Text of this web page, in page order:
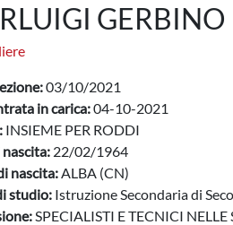
GERBINO
03/10/2021
in carica:04-10-2021
INSIEME PER RODDI
22/02/1964
nascita:ALBA (CN)
studio: Istruzione Secondaria di
SPECIALISTI E TECNICI